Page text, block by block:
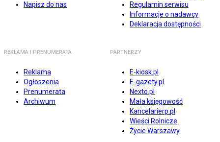
Napisz do nas
Regulamin serwisu
Informacje o nadawcy
Deklaracja dostępności
REKLAMA I PRENUMERATA
Reklama
Ogłoszenia
Prenumerata
Archiwum
PARTNERZY
E-kiosk.pl
E-gazety.pl
Nexto.pl
Mała księgowość
Kancelarierp.pl
Wieści Rolnicze
Życie Warszawy